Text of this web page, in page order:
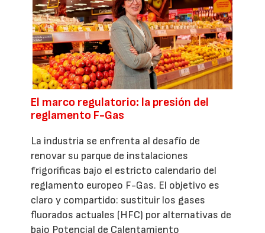
El marco regulatorio: la presión del
reglamento F-Gas
La industria se enfrenta al desafío de
renovar su parque de instalaciones
frigoríficas bajo el estricto calendario del
reglamento europeo F-Gas. El objetivo es
claro y compartido: sustituir los gases
fluorados actuales (HFC) por alternativas de
bajo Potencial de Calentamiento